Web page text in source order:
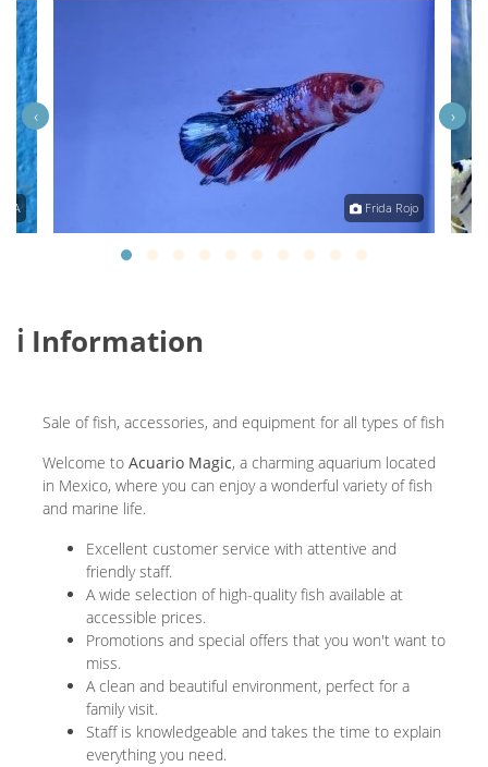
Frida Rojo
‹ ›
ℹ️ Information
Sale of fish, accessories, and equipment for all types of fish
Welcome to Acuario Magic, a charming aquarium located
in Mexico, where you can enjoy a wonderful variety of fish
and marine life.
Excellent customer service with attentive and
friendly staff.
A wide selection of high-quality fish available at
accessible prices.
Promotions and special offers that you won't want to
miss.
A clean and beautiful environment, perfect for a
family visit.
Staff is knowledgeable and takes the time to explain
everything you need.